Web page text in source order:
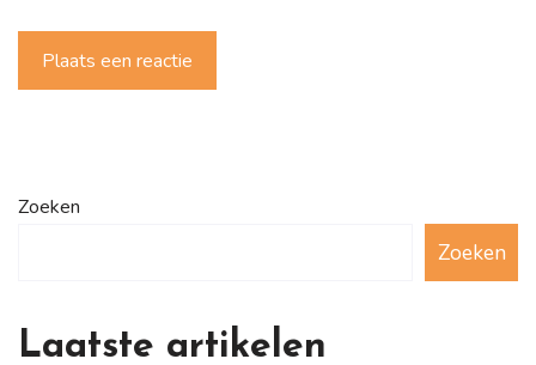
Plaats een reactie
Zoeken
Zoeken
Laatste artikelen